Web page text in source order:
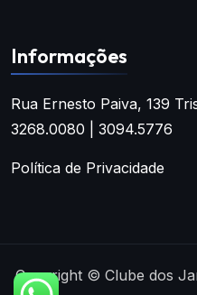
Informações
Rua Ernesto Paiva, 139
3268.0080 | 3094.5776
Política de Privacidade
Copyright © Clube dos